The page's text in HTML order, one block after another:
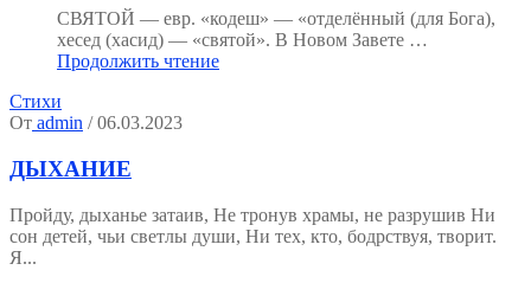
культуры"
СВЯТОЙ — евр. «кодеш» — «отделённый (для Бога),
хесед (хасид) — «святой». В Новом Завете …
Продолжить чтение"ЭКСПЕРТИЗА
Стихи
От admin / 06.03.2023
ДЫХАНИЕ
Пройду, дыханье затаив, Не тронув храмы, не разрушив Ни
сон детей, чьи светлы души, Ни тех, кто, бодрствуя, творит.
Я...